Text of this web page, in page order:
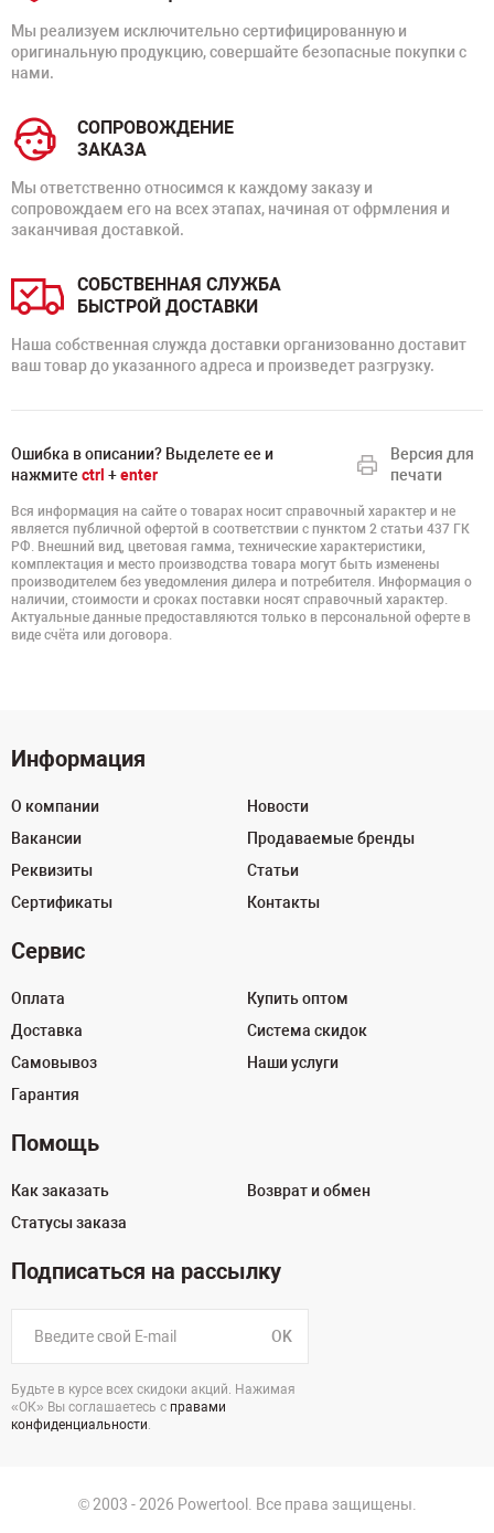
Мы реализуем исключительно сертифицированную и
оригинальную продукцию, совершайте безопасные покупки с
нами.
СОПРОВОЖДЕНИЕ
ЗАКАЗА
Мы ответственно относимся к каждому заказу и
сопровождаем его на всех этапах, начиная от офрмления и
заканчивая доставкой.
СОБСТВЕННАЯ СЛУЖБА
БЫСТРОЙ ДОСТАВКИ
Наша собственная служда доставки организованно доставит
ваш товар до указанного адреса и произведет разгрузку.
Ошибка в описании? Выделете ее и
нажмите ctrl +enter
Версия для
печати
Вся информация на сайте о товарах носит справочный характер и не
является публичной офертой в соответствии с пунктом 2 статьи 437 ГК
РФ. Внешний вид, цветовая гамма, технические характеристики,
комплектация и место производства товара могут быть изменены
производителем без уведомления дилера и потребителя. Информация о
наличии, стоимости и сроках поставки носят справочный характер.
Актуальные данные предоставляются только в персональной оферте в
виде счёта или договора.
Информация
О компании
Вакансии
Реквизиты
Сертификаты
Новости
Продаваемые бренды
Статьи
Контакты
Сервис
Оплата
Доставка
Самовывоз
Гарантия
Купить оптом
Система скидок
Наши услуги
Помощь
Как заказать
Статусы заказа
Возврат и обмен
Подписаться на рассылку
OK
Будьте в курсе всех скидоки акций. Нажимая
«ОК» Вы соглашаетесь с правами
конфиденциальности.
© 2003 - 2026 Powertool. Все права защищены.